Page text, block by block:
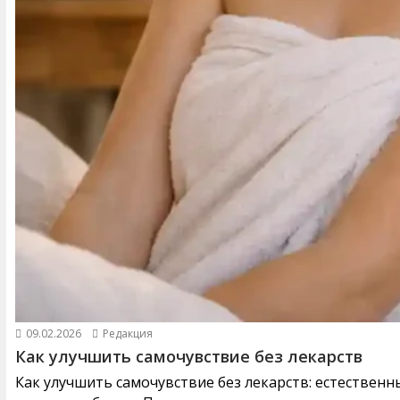
09.02.2026 Редакция
Как улучшить самочувствие без лекарств
Как улучшить самочувствие без лекарств: